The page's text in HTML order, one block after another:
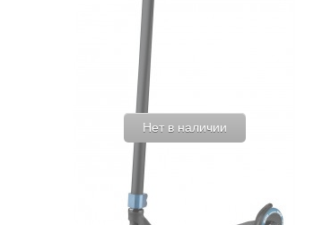
Нет в наличии